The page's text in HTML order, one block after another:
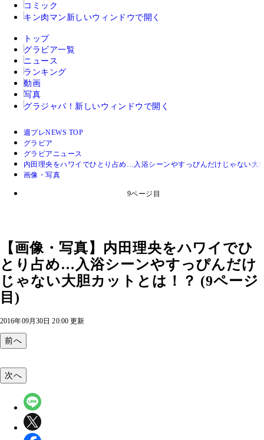
コミック
キン肉マン 新しいウィンドウで開く
トップ
グラビア一覧
ニュース
ランキング
動画
写真
グラジャパ！ 新しいウィンドウで開く
週プレNEWS TOP
グラビア
グラビアニュース
内田理央をハワイでひとり占め…入浴シーンやすっぴんだけじゃない大
画像・写真
9ページ目
【画像・写真】内田理央をハワイでひ
とり占め…入浴シーンやすっぴんだけ
じゃない大胆カットとは！？ (9ページ
目)
2016年09月30日 20:00 更新
前へ
次へ